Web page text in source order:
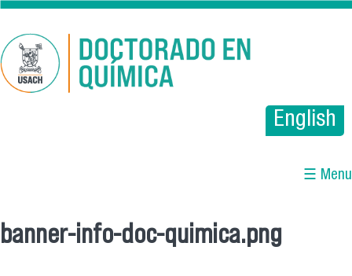
Pasar al contenido principal
English
☰ Menu
Se encuentra usted aquí
banner-info-doc-quimica.png